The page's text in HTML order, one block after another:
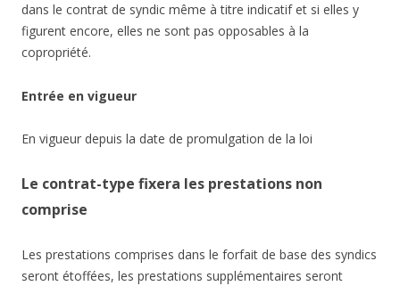
dans le contrat de syndic même à titre indicatif et si elles y
figurent encore, elles ne sont pas opposables à la
copropriété.
Entrée en vigueur
En vigueur depuis la date de promulgation de la loi
Le contrat-type fixera les prestations non
comprise
Les prestations comprises dans le forfait de base des syndics
seront étoffées, les prestations supplémentaires seront